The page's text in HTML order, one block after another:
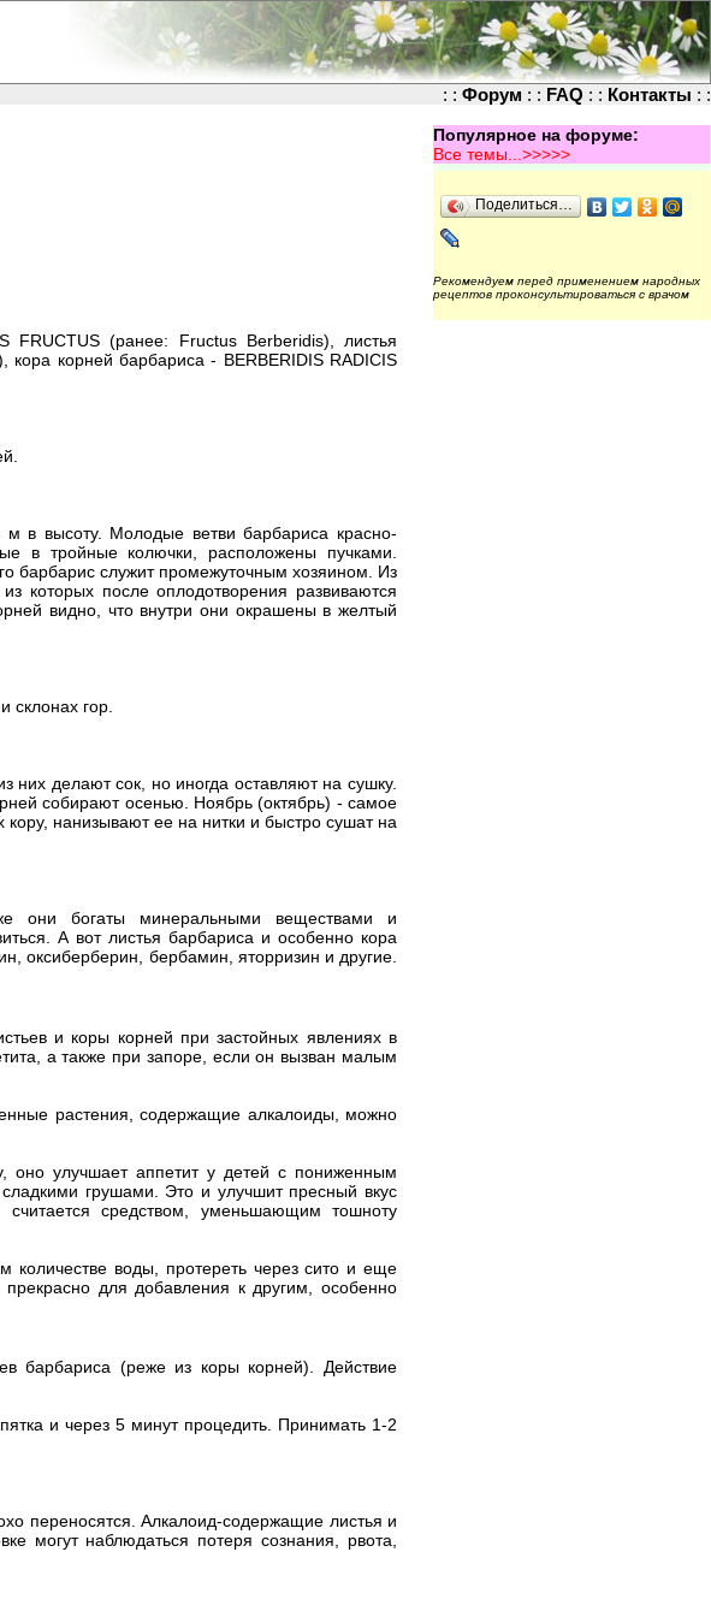
: : Форум : : FAQ : : Контакты : :
FRUCTUS (ранее: Fructus Berberidis), листья
корней барбариса - BERBERIDIS RADICIS
в высоту. Молодые ветви барбариса красно-
в тройные колючки, расположены пучками.
барбарис служит промежуточным хозяином. Из
которых после оплодотворения развиваются
видно, что внутри они окрашены в желтый
склонах гор.
них делают сок, но иногда оставляют на сушку.
собирают осенью. Ноябрь (октябрь) - самое
нанизывают ее на нитки и быстро сушат на
они богаты минеральными веществами и
А вот листья барбариса и особенно кора
оксиберберин, бербамин, яторризин и другие.
и коры корней при застойных явлениях в
а также при запоре, если он вызван малым
растения, содержащие алкалоиды, можно
оно улучшает аппетит у детей с пониженным
грушами. Это и улучшит пресный вкус
средством, уменьшающим тошноту
количестве воды, протереть через сито и еще
для добавления к другим, особенно
барбариса (реже из коры корней). Действие
и через 5 минут процедить. Принимать 1-2
переносятся. Алкалоид-содержащие листья и
могут наблюдаться потеря сознания, рвота,
Популярное на форуме:
Все темы...>>>>>
Поделиться…
Рекомендуем перед применением народных
рецептов проконсультироваться с врачом